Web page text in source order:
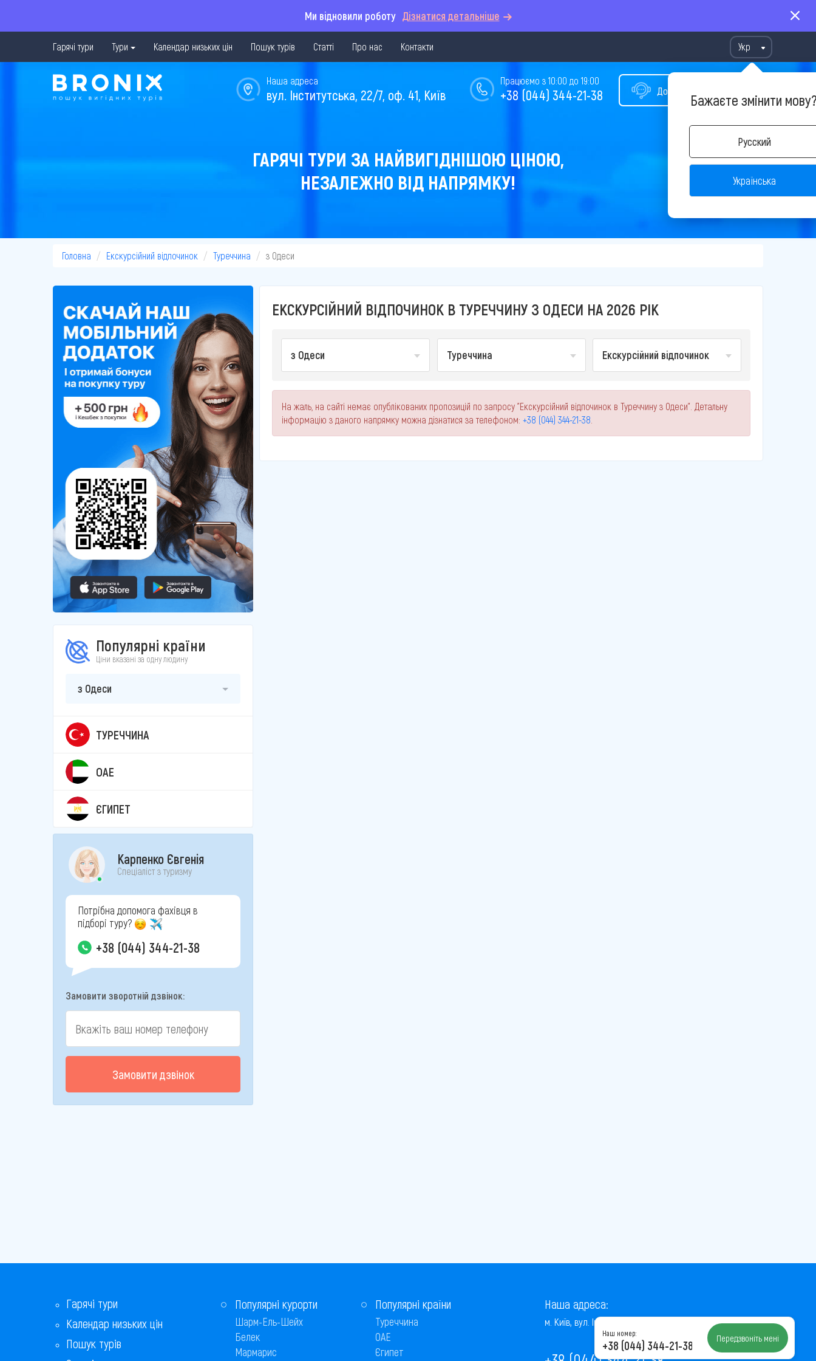
Ми відновили роботу Дізнатися детальніше
Гарячі тури Тури Календар низьких цін Пошук турів Статті Про нас Контакти Укр
Бажаєте змінити
Русский
Українська
Допомога у виборі туру
Працюємо з 10:00 до 19:00
+38 (044) 344-21-38
Наша адреса
вул. Інститутська, 22/7, оф. 41, Київ
ГАРЯЧІ ТУРИ ЗА НАЙВИГІДНІШОЮ ЦІНОЮ,
НЕЗАЛЕЖНО ВІД НАПРЯМКУ!
Головна Екскурсійний відпочинок Туреччина з Одеси
Популярні країни
Ціни вказані за одну людину
з Одеси
ТУРЕЧЧИНА
ОАЕ
ЄГИПЕТ
Карпенко Євгенія
Спеціаліст з туризму
Потрібна допомога фахівця в
підборі туру?
+38 (044) 344-21-38
Замовити зворотній дзвінок:
Замовити дзвінок
ЕКСКУРСІЙНИЙ ВІДПОЧИНОК В ТУРЕЧЧИНУ З ОДЕСИ НА 2026 РІК
з Одеси Туреччина Екскурсійний відпочинок
На жаль, на сайті немає опублікованих пропозицій по запросу "Екскурсійний відпочинок в Туреччину з Одеси". Детальну
інформацію з даного напрямку можна дізнатися за телефоном: +38 (044) 344-21-38
Гарячі тури
Календар низьких цін
Пошук турів
Популярні курорти
Шарм-Ель-Шейх
Белек
Мармарис
Популярні країни
Туреччина
ОАЕ
Єгипет
Наша адреса:
м. Київ, вул. Інститутська, 22/7, оф. 41
Наш номер:
+38 (044) 344-21-38 Передзвоніть мені